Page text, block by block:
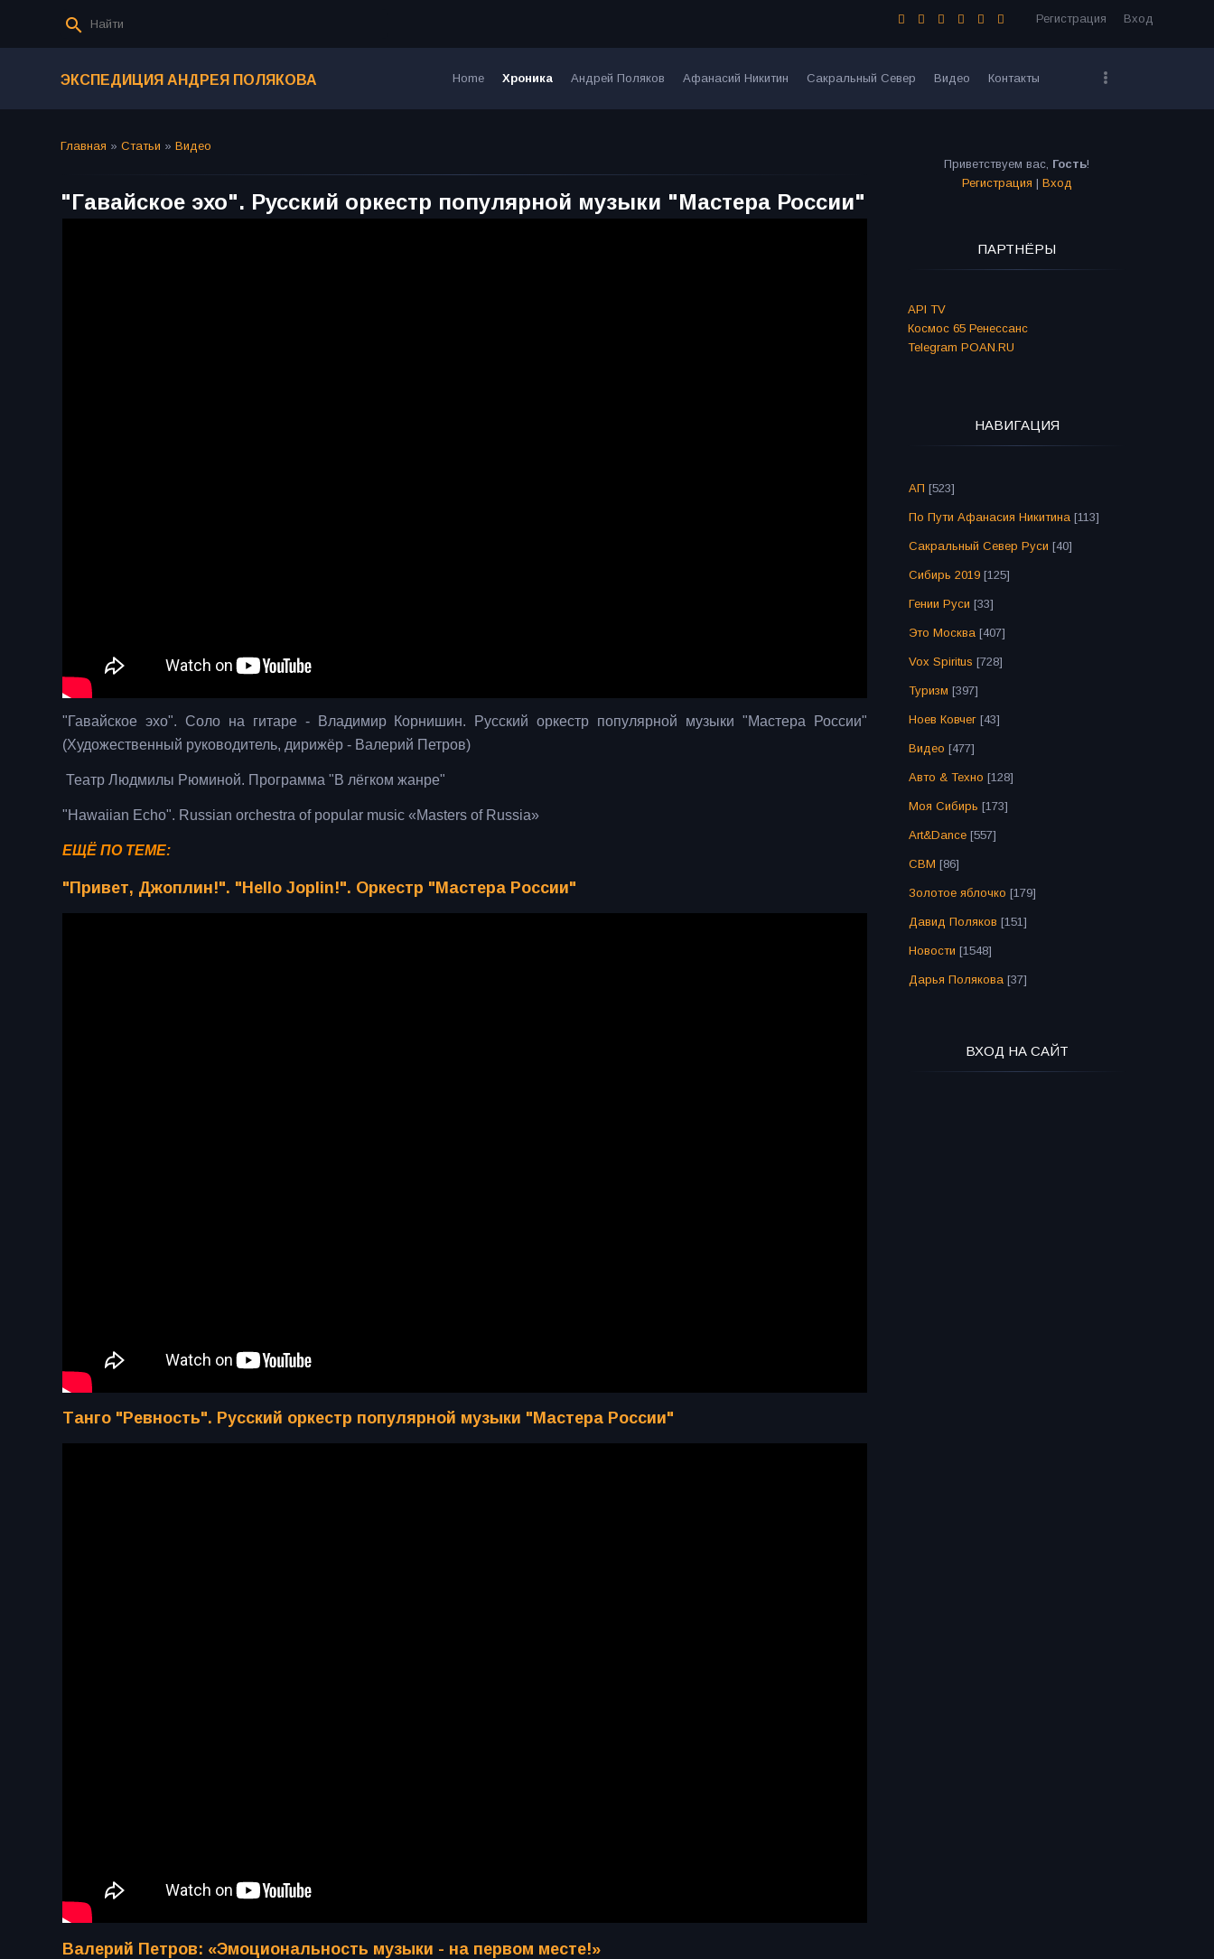
Регистрация Вход
ЭКСПЕДИЦИЯ АНДРЕЯ ПОЛЯКОВА Home Хроника Андрей Поляков Афанасий Никитин Сакральный Север Видео Контакты
Главная » Статьи » Видео
"Гавайское эхо". Русский оркестр популярной музыки "Мастера России"
"Гавайское эхо". Соло на гитаре - Владимир Корнишин. Русский оркестр популярной музыки "Мастера России"
(Художественный руководитель, дирижёр - Валерий Петров)
Театр Людмилы Рюминой. Программа "В лёгком жанре"
"Hawaiian Echo". Russian orchestra of popular music «Masters of Russia»
ЕЩЁ ПО ТЕМЕ:
"Привет, Джоплин!". "Hello Joplin!". Оркестр "Мастера России"
Танго "Ревность". Русский оркестр популярной музыки "Мастера России"
Валерий Петров: «Эмоциональность музыки - на первом месте!»
Приветствуем вас, Гость!
Регистрация | Вход
ПАРТНЁРЫ
API TV
Космос 65 Ренессанс
Telegram POAN.RU
НАВИГАЦИЯ
АП [523]
По Пути Афанасия Никитина [113]
Сакральный Север Руси [40]
Сибирь 2019 [125]
Гении Руси [33]
Это Москва [407]
Vox Spiritus [728]
Туризм [397]
Ноев Ковчег [43]
Видео [477]
Авто & Техно [128]
Моя Сибирь [173]
Art&Dance [557]
СВМ [86]
Золотое яблочко [179]
Давид Поляков [151]
Новости [1548]
Дарья Полякова [37]
ВХОД НА САЙТ